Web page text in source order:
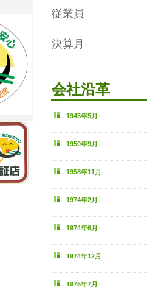
従業
決算
会社沿革
1945年5月
1950年9月
1958年11月
1974年2月
1974年6月
1974年12月
1975年7月